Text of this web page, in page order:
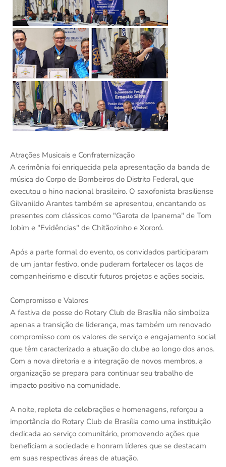
Atrações Musicais e Confraternização
A cerimônia foi enriquecida pela apresentação da banda de
música do Corpo de Bombeiros do Distrito Federal, que
executou o hino nacional brasileiro. O saxofonista brasiliense
Gilvanildo Arantes também se apresentou, encantando os
presentes com clássicos como "Garota de Ipanema" de Tom
Jobim e "Evidências" de Chitãozinho e Xororó.
Após a parte formal do evento, os convidados participaram
de um jantar festivo, onde puderam fortalecer os laços de
companheirismo e discutir futuros projetos e ações sociais.
Compromisso e Valores
A festiva de posse do Rotary Club de Brasília não simboliza
apenas a transição de liderança, mas também um renovado
compromisso com os valores de serviço e engajamento social
que têm caracterizado a atuação do clube ao longo dos anos.
Com a nova diretoria e a integração de novos membros, a
organização se prepara para continuar seu trabalho de
impacto positivo na comunidade.
A noite, repleta de celebrações e homenagens, reforçou a
importância do Rotary Club de Brasília como uma instituição
dedicada ao serviço comunitário, promovendo ações que
beneficiam a sociedade e honram líderes que se destacam
em suas respectivas áreas de atuação.